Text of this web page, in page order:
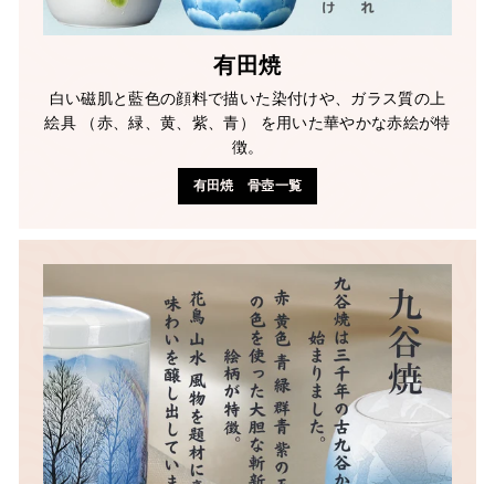
有田焼
白い磁肌と藍色の顔料で描いた染付けや、ガラス質の上
絵具 （赤、緑、黄、紫、青） を用いた華やかな赤絵が特
徴。
有田焼 骨壺一覧